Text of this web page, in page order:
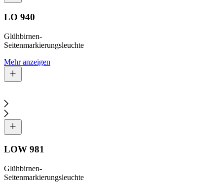
LO 940
Glühbirnen-
Seitenmarkierungsleuchte
Mehr anzeigen
LOW 981
Glühbirnen-
Seitenmarkierungsleuchte